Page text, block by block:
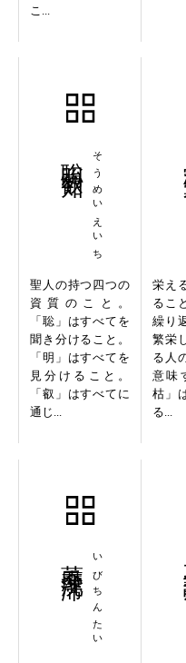
こ...
そうめいえいち
聖人の持つ四つの
資質のこと。
「聡」はすべてを
聞き分けること。
「明」はすべてを
見分けること。
「叡」はすべてに
通じ...
栄え
るこ
繰り
繁栄
る人
意味
枯」
る...
いびちんたい